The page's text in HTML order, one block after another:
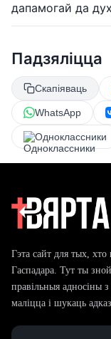
дапамогай да
Падзяліцца
Скапіяваць
WhatsApp
Одноклассники
Гэта сайт для тых,
Гаспадара. Тут ты
правільныя адносіны
маліцца і шукаць